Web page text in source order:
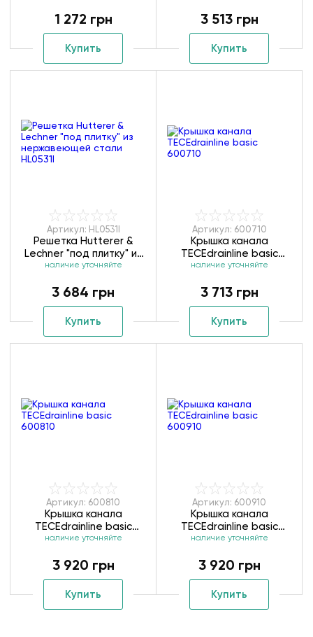
1 272 грн
Купить
3 513 грн
Купить
Артикул: HL0531I
Решетка Hutterer &
Lechner "под плитку" из
нержавеющей стали
наличие уточняйте
3 684 грн
Купить
Артикул: 600710
Крышка канала
ТЕСЕdrainlinе basic
600710
наличие уточняйте
3 713 грн
Купить
Артикул: 600810
Крышка канала
ТЕСЕdrainlinе basic
600810
наличие уточняйте
3 920 грн
Купить
Артикул: 600910
Крышка канала
ТЕСЕdrainlinе basic
600910
наличие уточняйте
3 920 грн
Купить